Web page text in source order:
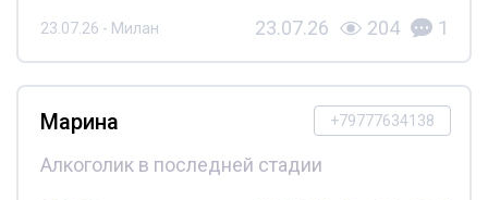
23.07.26 - Милан 23.07.26 204 1
+79777634138
Марина
Алкоголик в последней стадии